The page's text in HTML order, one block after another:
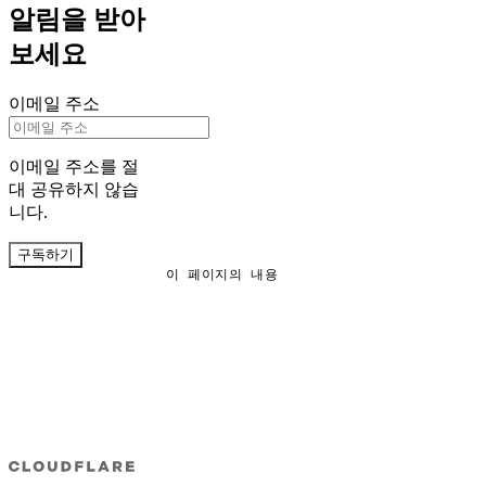
이 페이지의 내용
알림을 받아
보세요
이메일 주소
이메일 주소를 절
대 공유하지 않습
니다.
구독하기